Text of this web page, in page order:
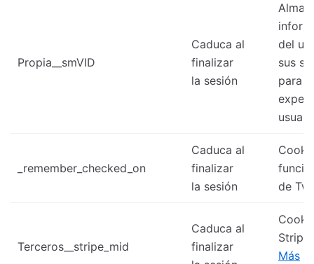
Propia__smVID
Caduca al
finalizar
la sesión
del
sus
para
_remember_checked_on
Caduca al
finalizar
la sesión
de
Terceros__stripe_mid
Caduca al
finalizar
Stripe
Más